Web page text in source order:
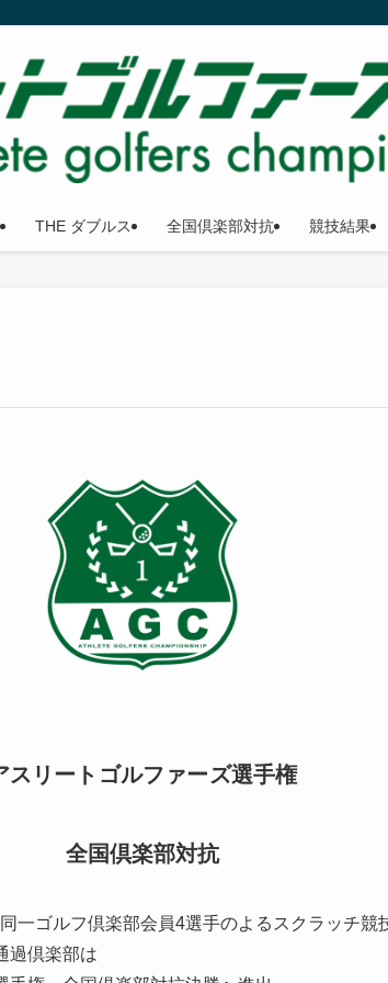
THE ダブルス 全国倶楽部対抗 競技結果
スリートゴルファーズ選手権
全国倶楽部対抗
一ゴルフ倶楽部会員4選手のよるスクラッチ競
過倶楽部は